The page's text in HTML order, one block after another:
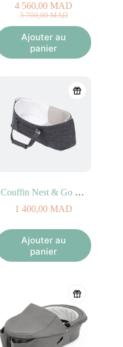
5 700,00MAD
Le
prix
initial
était :
5
4 560,00 MAD
Le
prix
actuel
est :
4
Ajouter au
panier
Couffin Nest & Go Gris
1 400,00 MAD
Ajouter au
panier